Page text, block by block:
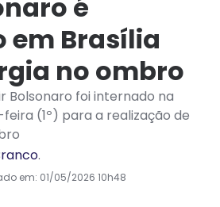
é
em Brasília
no ombro
Bolsonaro foi internado na
(1º) para a realização de
.
em: 01/05/2026 10h48